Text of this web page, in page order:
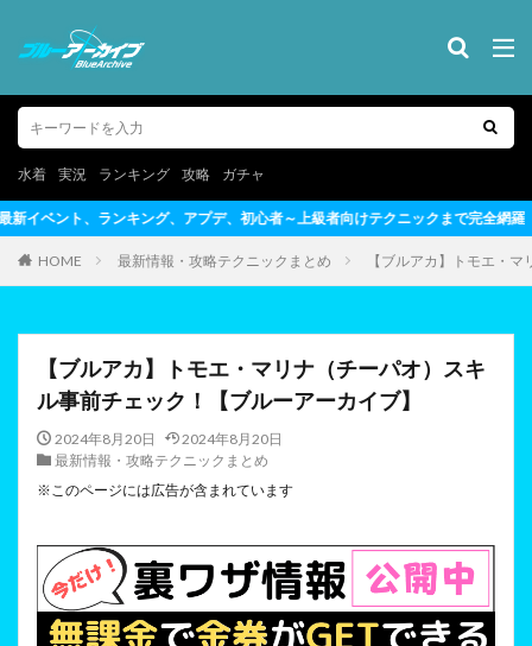
水着 実況 ランキング 攻略 ガチャ
～上級者向けテクニックまで完全網羅
HOME 最新情報・攻略テクニックまとめ 【ブルアカ】トモエ・
【ブルアカ】トモエ・マリナ（チーパオ）スキ
ル事前チェック！【ブルーアーカイブ】
2024年8月20日
2024年8月20日
最新情報・攻略テクニックまとめ
※このページには広告が含まれています